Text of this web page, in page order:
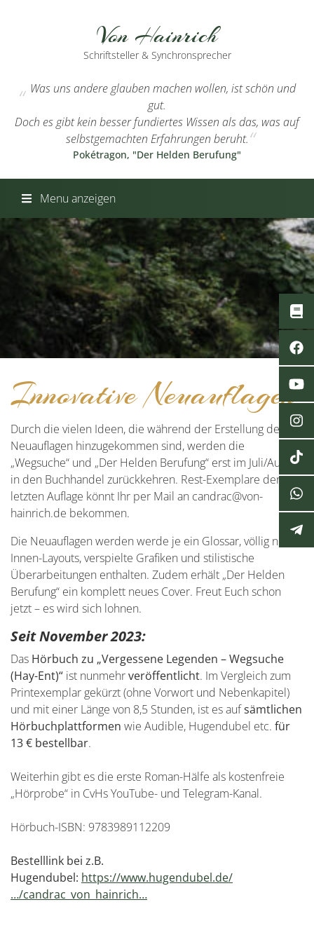
Von Hainrich
Schriftsteller & Synchronsprecher
Was uns andere glauben machen wollen, ist schön und
gut.
Doch es gibt kein besser fundiertes Wissen als das, was auf
selbstgemachten Erfahrungen beruht.
Pokétragon, "Der Helden Berufung"
Menu anzeigen
Innovative Neuauflagen
Durch die vielen Ideen, die während der Erstellung der
Neuauflagen hinzugekommen sind, werden die
„Wegsuche“ und „Der Helden Berufung“ erst im Juli/August
in den Buchhandel zurückkehren. Rest-Exemplare der
letzten Auflage könnt Ihr per Mail an candrac@von-
hainrich.de bekommen.
Die Neuauflagen werden werde je ein Glossar, völlig neue
Innen-Layouts, verspielte Grafiken und stilistische
Überarbeitungen enthalten. Zudem erhält „Der Helden
Berufung“ ein komplett neues Cover. Freut Euch schon
jetzt – es wird sich lohnen.
Seit November 2023:
Das Hörbuch zu „Vergessene Legenden – Wegsuche
(Hay-Ent)“ ist nunmehrveröffentlicht. Im Vergleich zum
Printexemplar gekürzt (ohne Vorwort und Nebenkapitel)
und mit einer Länge von 8,5 Stunden, ist es aufsämtlichen
Hörbuchplattformen wie Audible, Hugendubel etc. für
13 € bestellbar.
Weiterhin gibt es die erste Roman-Hälfe als kostenfreie
„Hörprobe“ in CvHs YouTube- und Telegram-Kanal.
Hörbuch-ISBN: 9783989112209
Bestelllink bei z.B.
Hugendubel: https://www.hugendubel.de/
…/candrac_von_hainrich…